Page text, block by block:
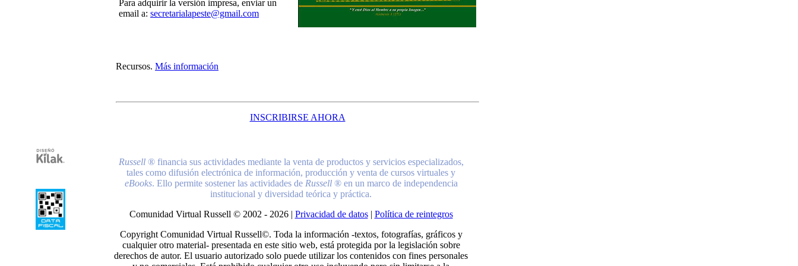
Para adquirir la versión impresa, enviar un
email a: secretarialapeste@gmail.com
Recursos. Más información
INSCRIBIRSE AHORA
Russell® financia sus actividades mediante la venta de productos y servicios especializados,
tales como difusión electrónica de información, producción y venta de cursos virtuales y
eBooks. Ello permite sostener las actividades de Russell® en un marco de independencia
institucional y diversidad teórica y práctica.
Comunidad Virtual Russell © 2002 - 2026 | Privacidad de datos| Política de reintegros
Copyright Comunidad Virtual Russell©. Toda la información -textos, fotografías, gráficos y
cualquier otro material- presentada en este sitio web, está protegida por la legislación sobre
derechos de autor. El usuario autorizado solo puede utilizar los contenidos con fines personales